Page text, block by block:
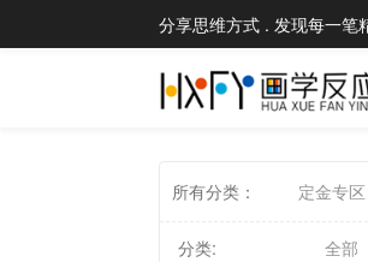
分享思维方式 . 发现每一笔
所有分类： 定金专区
分类: 全部